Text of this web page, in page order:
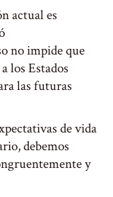
actual es
no impide que
los Estados
las futuras
de vida
debemos
y